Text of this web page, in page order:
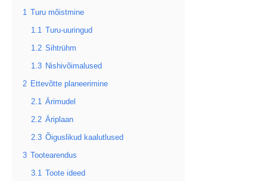
1 Turu mõistmine
1.1 Turu-uuringud
1.2 Sihtrühm
1.3 Nishivõimalused
2 Ettevõtte planeerimine
2.1 Ärimudel
2.2 Äriplaan
2.3 Õiguslikud kaalutlused
3 Tootearendus
3.1 Toote ideed